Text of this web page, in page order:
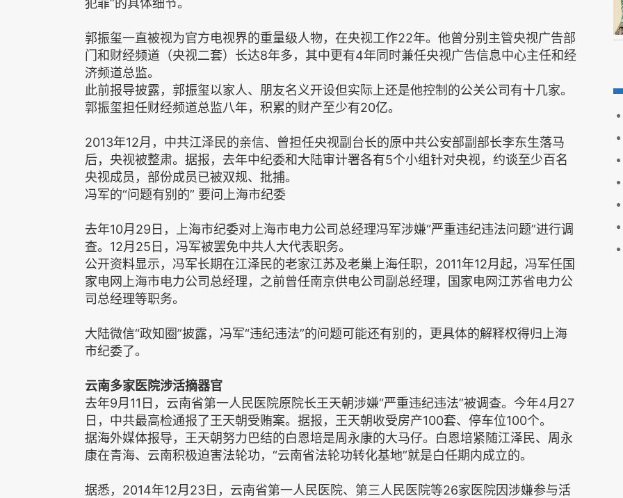
犯罪”的具体细节。
郭振玺一直被视为官方电视界的重量级人物，在央视工作22年。他曾分别主管央视广告部
门和财经频道（央视二套）长达8年多，其中更有4年同时兼任央视广告信息中心主任和经
济频道总监。
此前报导披露，郭振玺以家人、朋友名义开设但实际上还是他控制的公关公司有十几家。
郭振玺担任财经频道总监八年，积累的财产至少有20亿。
2013年12月，中共江泽民的亲信、曾担任央视副台长的原中共公安部副部长李东生落马
后，央视被整肃。据报，去年中纪委和大陆审计署各有5个小组针对央视，约谈至少百名
央视成员，部份成员已被双规、批捕。
冯军的“问题有别的” 要问上海市纪委
去年10月29日，上海市纪委对上海市电力公司总经理冯军涉嫌“严重违纪违法问题”进行调
查。12月25日，冯军被罢免中共人大代表职务。
公开资料显示，冯军长期在江泽民的老家江苏及老巢上海任职，2011年12月起，冯军任国
家电网上海市电力公司总经理，之前曾任南京供电公司副总经理，国家电网江苏省电力公
司总经理等职务。
大陆微信“政知圈”披露，冯军“违纪违法”的问题可能还有别的，更具体的解释权得归上海
市纪委了。
云南多家医院涉活摘器官
去年9月11日，云南省第一人民医院原院长王天朝涉嫌“严重违纪违法”被调查。今年4月27
日，中共最高检通报了王天朝受贿案。据报，王天朝收受房产100套、停车位100个。
据海外媒体报导，王天朝努力巴结的白恩培是周永康的大马仔。白恩培紧随江泽民、周永
康在青海、云南积极迫害法轮功，“云南省法轮功转化基地”就是白任期内成立的。
据悉，2014年12月23日，云南省第一人民医院、第三人民医院等26家医院因涉嫌参与活